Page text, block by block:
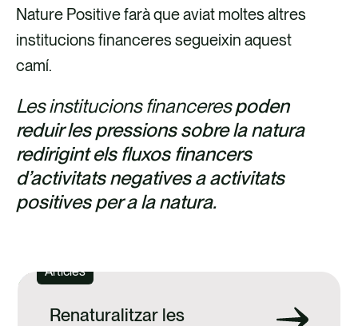
Nature Positive farà que aviat moltes altres
institucions financeres segueixin aquest
camí.
Les institucions financerespoden
reduir les pressions sobre la natura
redirigint els fluxos financers
d’activitats negatives a activitats
positives per a la natura.
Articles
Renaturalitzar les